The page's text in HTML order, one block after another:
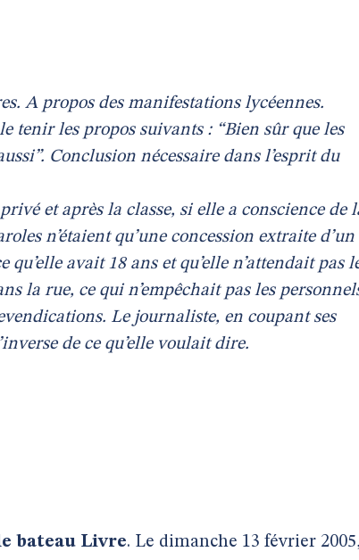
A propos des manifestations lycéennes.
tenir les propos suivants : “Bien sûr que les
Conclusion nécessaire dans l’esprit du
et après la classe, si elle a conscience de
n’étaient qu’une concession extraite d’un
avait 18 ans et qu’elle n’attendait pas
la rue, ce qui n’empêchait pas les
Le journaliste, en coupant ses
de ce qu’elle voulait dire.
bateau Livre. Le dimanche 13 février